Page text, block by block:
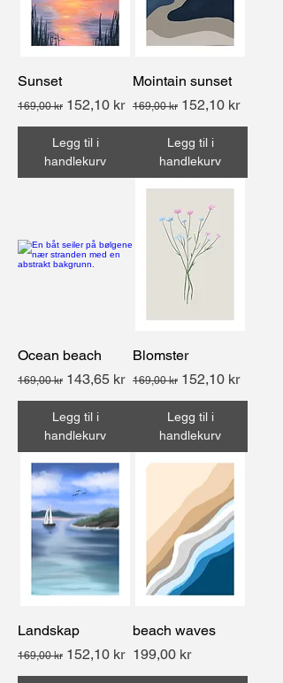
Sunset
Vanlig pris
169,00 kr Salgspris
152,10 kr
Legg til i
handlekurv
Mointain sunset
Vanlig pris
169,00 kr Salgspris
152,10 kr
Legg til i
handlekurv
Ocean beach
Vanlig pris
169,00 kr Salgspris
143,65 kr
Legg til i
handlekurv
Blomster
Vanlig pris
169,00 kr Salgspris
152,10 kr
Legg til i
handlekurv
Landskap
Vanlig pris
169,00 kr Salgspris
152,10 kr
beach waves
Pris
199,00 kr